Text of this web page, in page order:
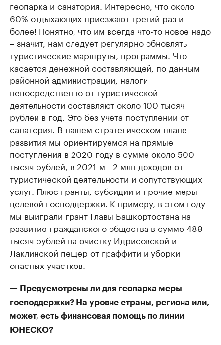
геопарка и санатория. Интересно, что около
60% отдыхающих приезжают третий раз и
более! Понятно, что им всегда что-то новое надо
– значит, нам следует регулярно обновлять
туристические маршруты, программы. Что
касается денежной составляющей, по данным
районной администрации, налоги
непосредственно от туристической
деятельности составляют около 100 тысяч
рублей в год. Это без учета поступлений от
санатория. В нашем стратегическом плане
развития мы ориентируемся на прямые
поступления в 2020 году в сумме около 500
тысяч рублей, в 2021-м - 2 млн доходов от
туристической деятельности и сопутствующих
услуг. Плюс гранты, субсидии и прочие меры
целевой господдержки. К примеру, в этом году
мы выиграли грант Главы Башкортостана на
развитие гражданского общества в сумме 489
тысяч рублей на очистку Идрисовской и
Лаклинской пещер от граффити и уборки
опасных участков.
— Предусмотрены ли для геопарка меры
господдержки? На уровне страны, региона или,
может, есть финансовая помощь по линии
ЮНЕСКО?